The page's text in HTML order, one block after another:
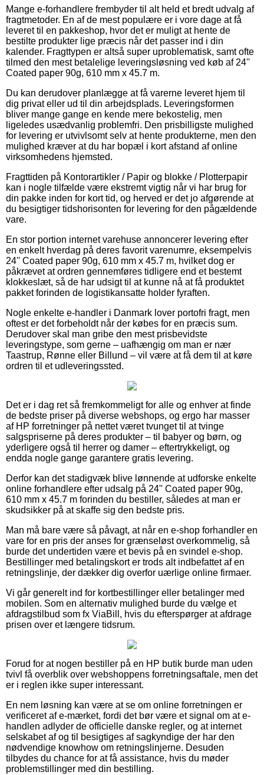
Mange e-forhandlere frembyder til alt held et bredt udvalg af
fragtmetoder. En af de mest populære er i vore dage at få
leveret til en pakkeshop, hvor det er muligt at hente de
bestilte produkter lige præcis når det passer ind i din
kalender. Fragttypen er altså super uproblematisk, samt ofte
tilmed den mest betalelige leveringsløsning ved køb af 24''
Coated paper 90g, 610 mm x 45.7 m.
Du kan derudover planlægge at få varerne leveret hjem til
dig privat eller ud til din arbejdsplads. Leveringsformen
bliver mange gange en kende mere bekostelig, men
ligeledes usædvanlig problemfri. Den prisbilligste mulighed
for levering er utvivlsomt selv at hente produkterne, men den
mulighed kræver at du har bopæl i kort afstand af online
virksomhedens hjemsted.
Fragttiden på Kontorartikler / Papir og blokke / Plotterpapir
kan i nogle tilfælde være ekstremt vigtig når vi har brug for
din pakke inden for kort tid, og herved er det jo afgørende at
du besigtiger tidshorisonten for levering for den pågældende
vare.
En stor portion internet varehuse annoncerer levering efter
en enkelt hverdag på deres favorit varenumre, eksempelvis
24'' Coated paper 90g, 610 mm x 45.7 m, hvilket dog er
påkrævet at ordren gennemføres tidligere end et bestemt
klokkeslæt, så de har udsigt til at kunne nå at få produktet
pakket forinden de logistikansatte holder fyraften.
Nogle enkelte e-handler i Danmark lover portofri fragt, men
oftest er det forbeholdt når der købes for en præcis sum.
Derudover skal man gribe den mest prisbevidste
leveringstype, som gerne – uafhængig om man er nær
Taastrup, Rønne eller Billund – vil være at få dem til at køre
ordren til et udleveringssted.
Det er i dag ret så fremkommeligt for alle og enhver at finde
de bedste priser på diverse webshops, og ergo har masser
af HP forretninger på nettet været tvunget til at tvinge
salgspriserne på deres produkter – til babyer og børn, og
yderligere også til herrer og damer – eftertrykkeligt, og
endda nogle gange garantere gratis levering.
Derfor kan det stadigvæk blive lønnende at udforske enkelte
online forhandlere efter udsalg på 24'' Coated paper 90g,
610 mm x 45.7 m forinden du bestiller, således at man er
skudsikker på at skaffe sig den bedste pris.
Man må bare være så påvagt, at når en e-shop forhandler en
vare for en pris der anses for grænseløst overkommelig, så
burde det undertiden være et bevis på en svindel e-shop.
Bestillinger med betalingskort er trods alt indbefattet af en
retningslinje, der dækker dig overfor uærlige online firmaer.
Vi går generelt ind for kortbestillinger eller betalinger med
mobilen. Som en alternativ mulighed burde du vælge et
afdragstilbud som fx ViaBill, hvis du efterspørger at afdrage
prisen over et længere tidsrum.
Forud for at nogen bestiller på en HP butik burde man uden
tvivl få overblik over webshoppens forretningsaftale, men det
er i reglen ikke super interessant.
En nem løsning kan være at se om online forretningen er
verificeret af e-mærket, fordi det bør være et signal om at e-
handlen adlyder de officielle danske regler, og at internet
selskabet af og til besigtiges af sagkyndige der har den
nødvendige knowhow om retningslinjerne. Desuden
tilbydes du chance for at få assistance, hvis du møder
problemstillinger med din bestilling.